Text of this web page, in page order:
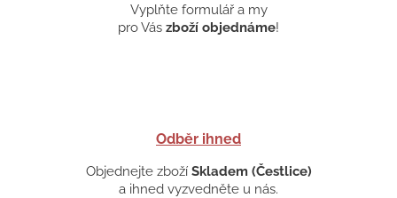
Vyplňte formulář a my
pro Vás zboží objednáme!
Odběr ihned
Objednejte zboží Skladem (Čestlice)
a ihned vyzvedněte u nás.